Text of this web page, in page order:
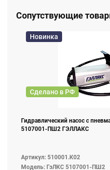
Сопутствующие
Новинка
Сделано в РФ
Гидравлический насос с
5107001-ПШ2 ГЭЛЛАКС
Артикул: 510001.К02
Модель: ГэЛКС 5107001-ПШ2